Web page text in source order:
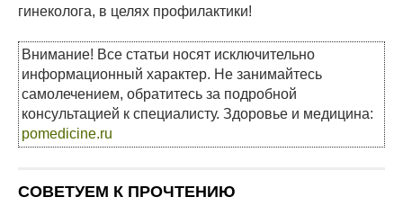
гинеколога, в целях профилактики!
Внимание! Все статьи носят исключительно
информационный характер. Не занимайтесь
самолечением, обратитесь за подробной
консультацией к специалисту. Здоровье и медицина:
pomedicine.ru
СОВЕТУЕМ К ПРОЧТЕНИЮ